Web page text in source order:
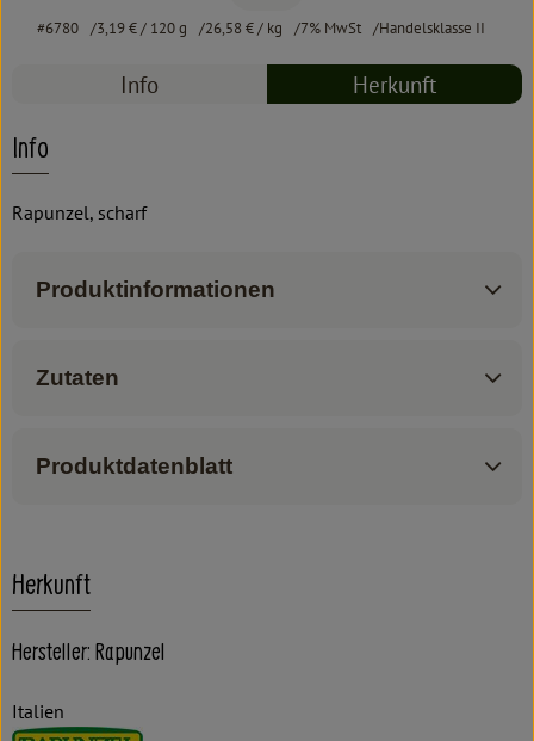
#6780 3,19 €/ 120 g 26,58 €/ kg 7% MwSt Handelsklasse II
Info Herkunft
Info
Rapunzel, scharf
Produktinformationen
Zutaten
Produktdatenblatt
Herkunft
Hersteller: Rapunzel
Italien